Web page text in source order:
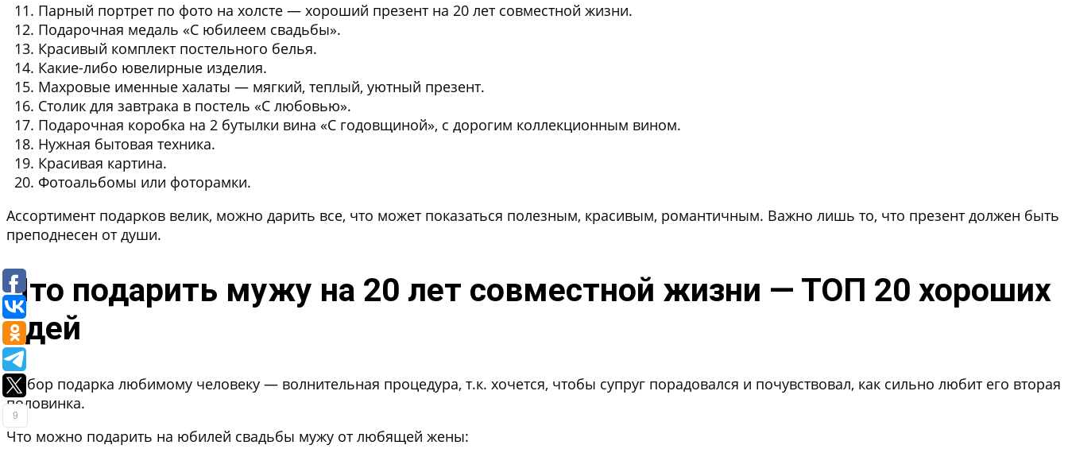
Парный портрет по фото на холсте — хороший презент на 20 лет совместной жизни.
Подарочная медаль «С юбилеем свадьбы».
Красивый комплект постельного белья.
Какие-либо ювелирные изделия.
Махровые именные халаты — мягкий, теплый, уютный презент.
Столик для завтрака в постель «С любовью».
Подарочная коробка на 2 бутылки вина «С годовщиной», с дорогим коллекционным вином.
Нужная бытовая техника.
Красивая картина.
Фотоальбомы или фоторамки.
Ассортимент подарков велик, можно дарить все, что может показаться полезным, красивым, романтичным. Важно лишь то, что презент должен быть
преподнесен от души.
Что подарить мужу на 20 лет совместной жизни — ТОП 20 хороших
идей
Выбор подарка любимому человеку — волнительная процедура, т.к. хочется, чтобы супруг порадовался и почувствовал, как сильно любит его вторая
половинка.
Что можно подарить на юбилей свадьбы мужу от любящей жены:
9